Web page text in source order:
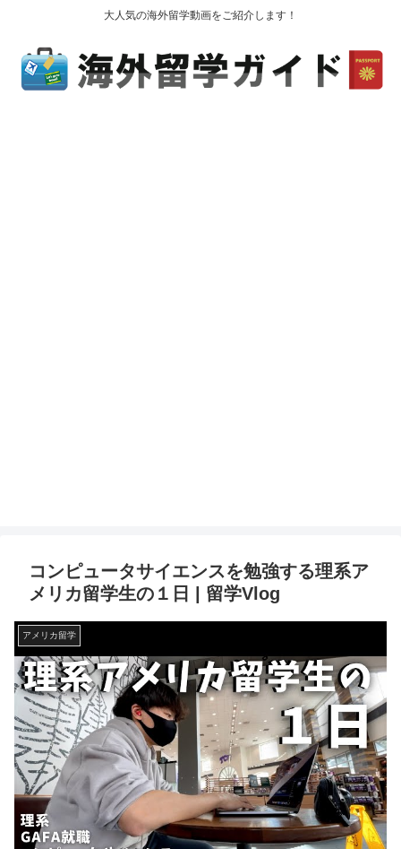
大人気の海外留学動画をご紹介します！
コンピュータサイエンスを勉強する理系ア
メリカ留学生の１日 | 留学Vlog
アメリカ留学